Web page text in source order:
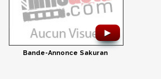
►
Bande-Annonce Sakuran